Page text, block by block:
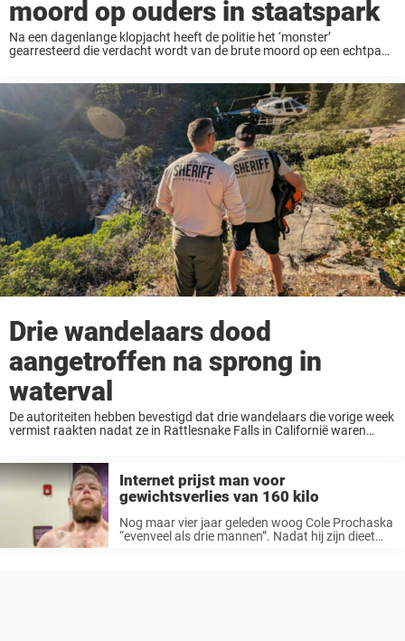
moord op ouders in staatspark
Na een dagenlange klopjacht heeft de politie het ‘monster’
gearresteerd die verdacht wordt van de brute moord op een echtpaar
Drie wandelaars dood
aangetroffen na sprong in
waterval
De autoriteiten hebben bevestigd dat drie wandelaars die vorige week
vermist raakten nadat ze in Rattlesnake Falls in Californië waren
Internet prijst man voor
gewichtsverlies van 160 kilo
Nog maar vier jaar geleden woog Cole Prochaska
“evenveel als drie mannen”. Nadat hij zijn dieet